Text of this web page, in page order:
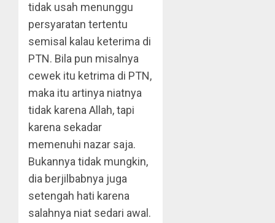
tidak usah menunggu
persyaratan tertentu
semisal kalau keterima di
PTN. Bila pun misalnya
cewek itu ketrima di PTN,
maka itu artinya niatnya
tidak karena Allah, tapi
karena sekadar
memenuhi nazar saja.
Bukannya tidak mungkin,
dia berjilbabnya juga
setengah hati karena
salahnya niat sedari awal.